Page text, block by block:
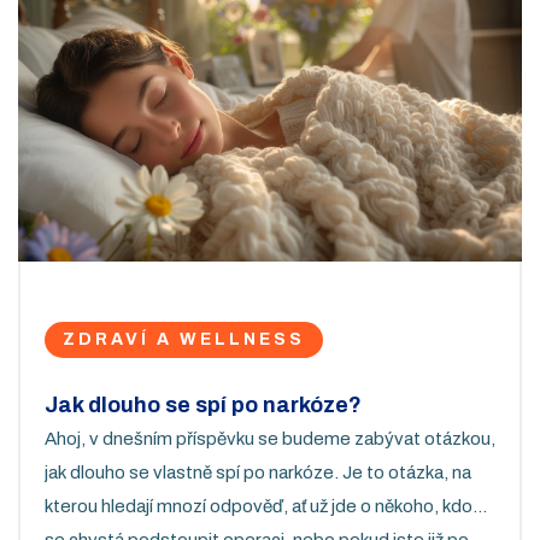
ZDRAVÍ A WELLNESS
Jak dlouho se spí po narkóze?
Ahoj, v dnešním příspěvku se budeme zabývat otázkou,
jak dlouho se vlastně spí po narkóze. Je to otázka, na
kterou hledají mnozí odpověď, ať už jde o někoho, kdo